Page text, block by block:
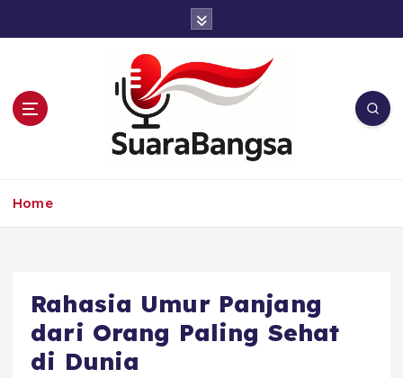
Home
Rahasia Umur Panjang
dari Orang Paling Sehat
di Dunia